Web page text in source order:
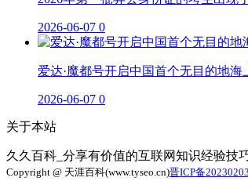
2026-06-07 0
爱达·魔都号开启中国首个无目的地海
2026-06-07 0
关于本站
久久百科_分享有价值的互联网知识经验技
Copyright @ 天涯百科(www.tyseo.cn)晋ICP备